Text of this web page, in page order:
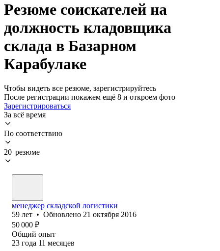
Резюме соискателей на
должность кладовщика
склада в Базарном
Карабулаке
Чтобы видеть все резюме, зарегистрируйтесь
После регистрации покажем ещё 8 и откроем фото
Зарегистрироваться
За всё время
По соответствию
20 резюме
менеджер складской логистики
59 лет • Обновлено 21 октября 2016
50 000 ₽
Общий опыт
23 года 11 месяцев